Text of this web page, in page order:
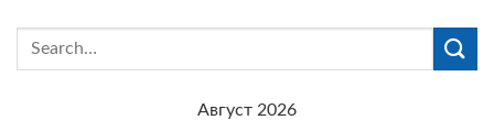
Август 2026